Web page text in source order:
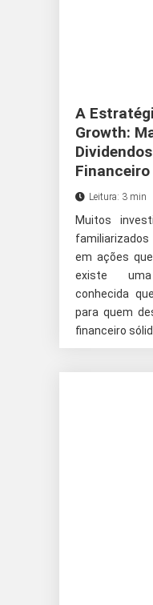
A
Growth:
Financeiro
Leitura: 3 min
Muitos
em ações
existe
conhecida
para quem
financeiro